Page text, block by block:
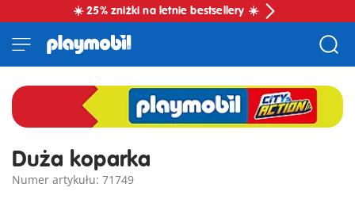
☀️ 25% zniżki na letnie bestsellery ☀️
Duża koparka
Numer artykułu: 71749